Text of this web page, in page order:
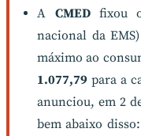
A CMEDfixou
nacional da
máximo ao
1.077,79 para a
anunciou, em 2
bem abaixo